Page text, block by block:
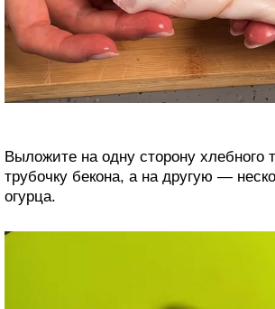
Выложите на одну сторону хлебного
трубочку бекона, а на другую —
огурца.